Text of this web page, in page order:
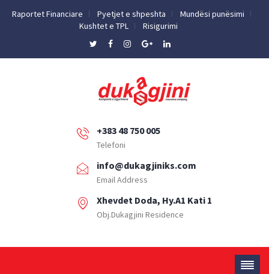
Raportet Financiare Pyetjet e shpeshta
Mundësi punësimi
Kushtet e TPL
Risigurimi
+383 48 750 005
Telefoni
info@dukagjiniks.com
Email Address
Xhevdet Doda, Hy.A1 Kati 1
Obj.Dukagjini Residence